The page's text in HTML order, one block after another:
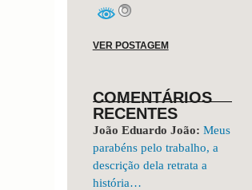
VER POSTAGEM
COMENTÁRIOS
RECENTES
João Eduardo João: Meus
parabéns pelo trabalho, a
descrição dela retrata a
história…